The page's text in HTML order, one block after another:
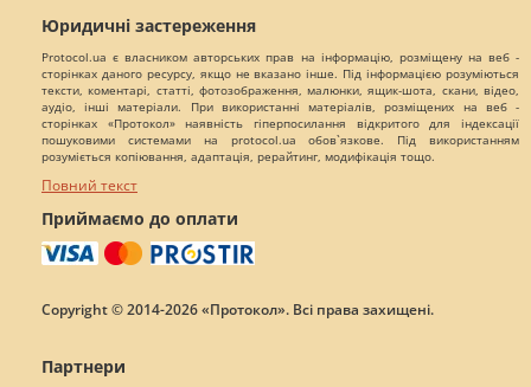
Юридичні застереження
Protocol.ua є власником авторських прав на інформацію, розміщену на веб -
сторінках даного ресурсу, якщо не вказано інше. Під інформацією розуміються
тексти, коментарі, статті, фотозображення, малюнки, ящик-шота, скани, відео,
аудіо, інші матеріали. При використанні матеріалів, розміщених на веб -
сторінках «Протокол» наявність гіперпосилання відкритого для індексації
пошуковими системами на protocol.ua обов`язкове. Під використанням
розуміється копіювання, адаптація, рерайтинг, модифікація тощо.
Повний текст
Приймаємо до оплати
Copyright © 2014-2026 «Протокол». Всі права захищені.
Партнери